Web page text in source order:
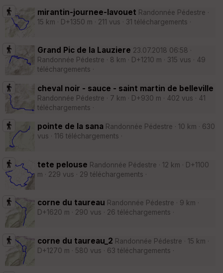
mirantin-journee-lavouet Randonnée Pédestre ·
15 km · D+1350 m · 211 vus · 31 téléchargements ·
Grand Pic de la Lauziere 23.07.2018 06:58 ·
Randonnée Pédestre · 8 km · D+1210 m · 315 vus · 49
téléchargements ·
cheval noir - sauce - saint martin de belleville
Randonnée Pédestre · 7 km · D+930 m · 402 vus · 41
téléchargements ·
pointe de la sana Randonnée Pédestre · 10 km · 630
vus · 116 téléchargements ·
tete pelouse Randonnée Pédestre · 12 km · D+1100
m · 229 vus · 29 téléchargements ·
corne du taureau Randonnée Pédestre · 9 km ·
D+1620 m · 290 vus · 26 téléchargements ·
corne du taureau_2 Randonnée Pédestre · 15 km ·
D+1270 m · 580 vus · 63 téléchargements ·